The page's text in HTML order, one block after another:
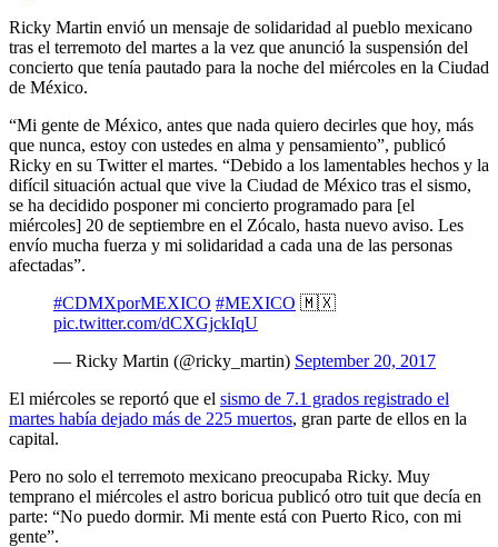
Ricky Martin envió un mensaje de solidaridad al pueblo mexicano
tras el terremoto del martes a la vez que anunció la suspensión del
concierto que tenía pautado para la noche del miércoles en la Ciudad
de México.
“Mi gente de México, antes que nada quiero decirles que hoy, más
que nunca, estoy con ustedes en alma y pensamiento”, publicó
Ricky en su Twitter el martes. “Debido a los lamentables hechos y la
difícil situación actual que vive la Ciudad de México tras el sismo,
se ha decidido posponer mi concierto programado para [el
miércoles] 20 de septiembre en el Zócalo, hasta nuevo aviso. Les
envío mucha fuerza y mi solidaridad a cada una de las personas
afectadas”.
#CDMXporMEXICO #MEXICO 🇲🇽
pic.twitter.com/dCXGjckIqU
— Ricky Martin (@ricky_martin) September 20, 2017
El miércoles se reportó que el sismo de 7.1 grados registrado el
martes había dejado más de 225 muertos, gran parte de ellos en la
capital.
Pero no solo el terremoto mexicano preocupaba Ricky. Muy
temprano el miércoles el astro boricua publicó otro tuit que decía en
parte: “No puedo dormir. Mi mente está con Puerto Rico, con mi
gente”.